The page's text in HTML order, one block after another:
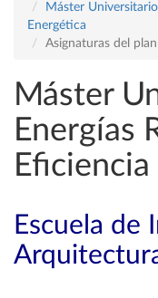
Máster
Energética
Asignaturas del
Máster
Energías
Escuela de